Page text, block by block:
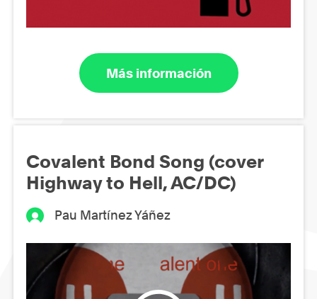
Más información
Covalent Bond Song (cover
Highway to Hell, AC/DC)
Pau Martínez Yáñez